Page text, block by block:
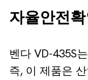
자율안전
벤다 VD-435S
즉, 이 제품은